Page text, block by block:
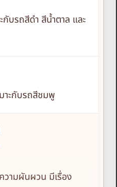
กับรถสีดำ สีน้ำตาล และ
าะกับรถสีชมพู
วามผันผวน มีเรื่อง